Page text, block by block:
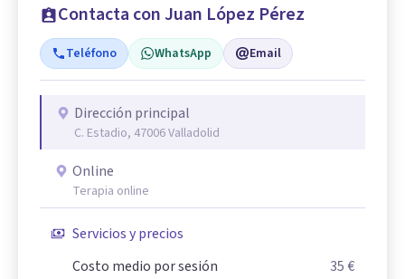
Contacta con Juan López Pérez
Teléfono WhatsApp Email
Dirección principal
C. Estadio, 47006 Valladolid
Online
Terapia online
Servicios y precios
Costo medio por sesión
35 €